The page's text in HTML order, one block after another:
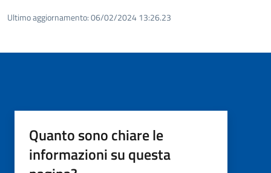
Ultimo aggiornamento:06/02/2024 13:26.23
Quanto sono chiare le
informazioni su questa